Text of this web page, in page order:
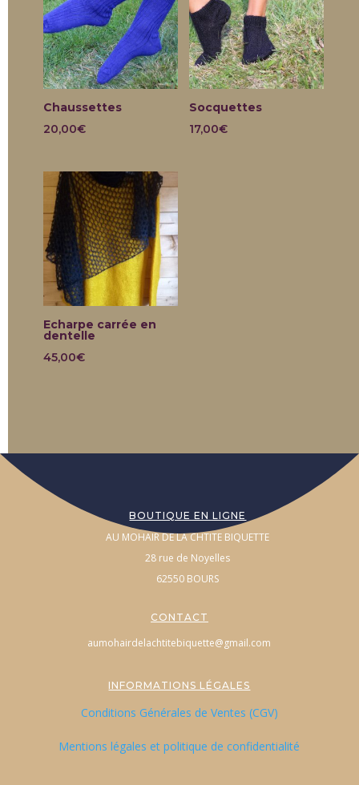
Chaussettes
20,00€
Socquettes
17,00€
Echarpe carrée en
dentelle
45,00€
BOUTIQUE EN LIGNE
AU MOHAIR DE LA CHTITE BIQUETTE
28 rue de Noyelles
62550 BOURS
CONTACT
aumohairdelachtitebiquette@gmail.com
INFORMATIONS LÉGALES
Conditions Générales de Ventes (CGV)
Mentions légales et politique de confidentialité